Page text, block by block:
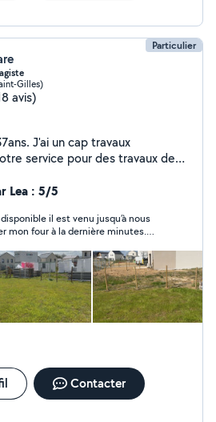
Particulier
Gilles)
avis)
J'ai un cap travaux
service pour des travaux de
gazon synthétique, pose de
de jardin. Je suis aussi à
pose d'étagères,
Lea : 5/5
il est venu jusqu’à nous
mon four à la dernière minutes.
Contacter